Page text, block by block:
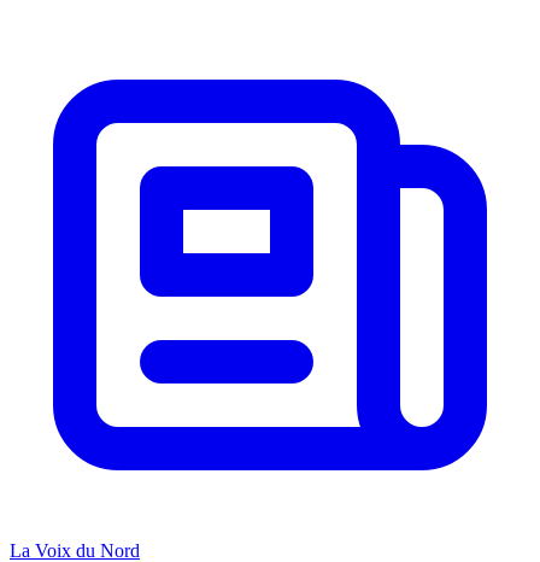
La Voix du Nord